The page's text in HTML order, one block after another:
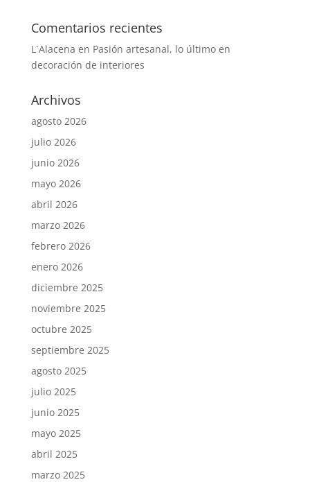
Comentarios recientes
L´Alacena en Pasión artesanal, lo último en
decoración de interiores
Archivos
agosto 2026
julio 2026
junio 2026
mayo 2026
abril 2026
marzo 2026
febrero 2026
enero 2026
diciembre 2025
noviembre 2025
octubre 2025
septiembre 2025
agosto 2025
julio 2025
junio 2025
mayo 2025
abril 2025
marzo 2025